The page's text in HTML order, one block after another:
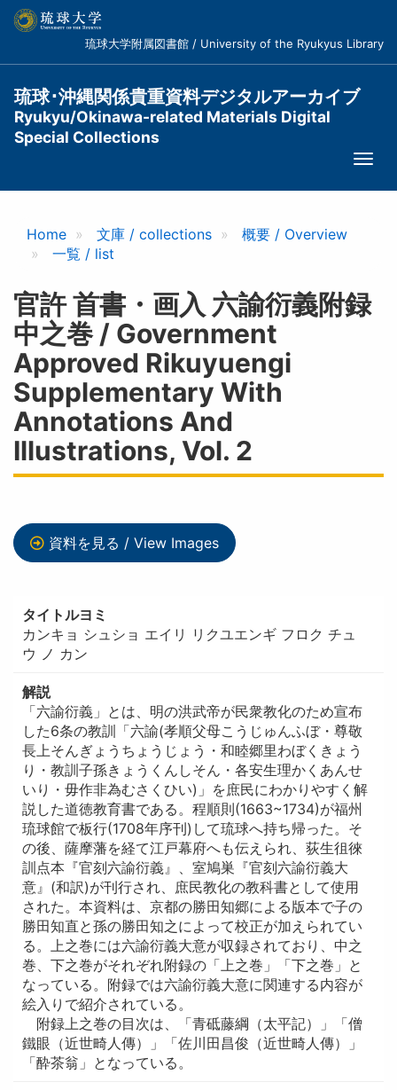
コ
琉球大学附属図書館 / University of the Ryukyus Library
琉球･沖縄関係貴重資料デジタルアーカイブ
Ryukyu/Okinawa-related Materials Digital
Special Collections
Home 文庫 / collections
概要 / Overview
一覧 / list
官許 首書・画入 六諭衍義附録
中之巻 / Government
Approved Rikuyuengi
Supplementary With
Annotations And
Illustrations, Vol. 2
資料を見る / View Images
タイトルヨミ
カンキョ シュショ エイリ リクユエンギ フロク チュ
ウ ノ カン
解説
「六諭衍義」とは、明の洪武帝が民衆教化のため宣布
した6条の教訓「六諭(孝順父母こうじゅんふぼ・尊敬
長上そんぎょうちょうじょう・和睦郷里わぼくきょう
り・教訓子孫きょうくんしそん・各安生理かくあんせ
いり・毋作非為むさくひい)」を庶民にわかりやすく解
説した道徳教育書である。程順則(1663~1734)が福州
琉球館で板行(1708年序刊)して琉球へ持ち帰った。そ
の後、薩摩藩を経て江戸幕府へも伝えられ、荻生徂徠
訓点本『官刻六諭衍義』、室鳩巣『官刻六諭衍義大
意』(和訳)が刊行され、庶民教化の教科書として使用
された。本資料は、京都の勝田知郷による版本で子の
勝田知直と孫の勝田知之によって校正が加えられてい
る。上之巻には六諭衍義大意が収録されており、中之
巻、下之巻がそれぞれ附録の「上之巻」「下之巻」と
なっている。附録では六諭衍義大意に関連する内容が
絵入りで紹介されている。
附録上之巻の目次は、「青砥藤綱（太平記）」「僧
鐵眼（近世畸人傳）」「佐川田昌俊（近世畸人傳）」
「酔茶翁」となっている。